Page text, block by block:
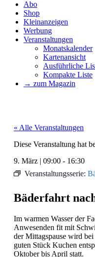
Abo
Shop
Kleinanzeigen
Werbung
Veranstaltungen
Monatskalender
Kartenansicht
Ausführliche
Kompakte Liste
→ zum Magazin
« Alle Veranstaltungen
Diese Veranstaltung hat
9. März | 09:00 - 16:30
Veranstaltungsserie:
Bäderfahrt
Im war­men Wass­er der
Anwe­senden fit mit
der Mit­tagspause wird
guten Stück Kuchen
Okto­ber bis April statt.